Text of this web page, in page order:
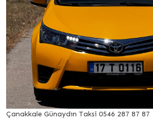
Çanakkale Günaydın Taksi 0546 287 87 87